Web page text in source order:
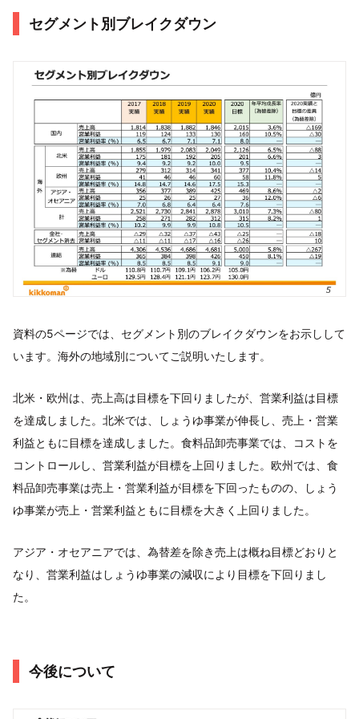
セグメント別ブレイクダウン
資料の5ページでは、セグメント別のブレイクダウンをお示しして
います。海外の地域別についてご説明いたします。
北米・欧州は、売上高は目標を下回りましたが、営業利益は目標
を達成しました。北米では、しょうゆ事業が伸長し、売上・営業
利益ともに目標を達成しました。食料品卸売事業では、コストを
コントロールし、営業利益が目標を上回りました。欧州では、食
料品卸売事業は売上・営業利益が目標を下回ったものの、しょう
ゆ事業が売上・営業利益ともに目標を大きく上回りました。
アジア・オセアニアでは、為替差を除き売上は概ね目標どおりと
なり、営業利益はしょうゆ事業の減収により目標を下回りまし
た。
今後について